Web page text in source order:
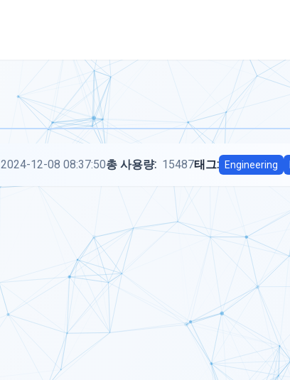
2024-12-08 08:37:50총 사용량: 15487태그: Engineering